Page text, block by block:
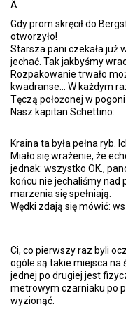
Â
Gdy prom skręcił do
otworzyło!
Starsza pani czekała już
jechać. Tak jakbyśmy
Rozpakowanie trwało
kwadranse... W każdym
Tęczą położonej w
Nasz kapitan Schettino:
Kraina ta była pełna ryb.
Miało się wrażenie, że
jednak: wszystko OK.,
końcu nie jechaliśmy nad
marzenia się spełniają.
Wędki zdają się mówić:
Ci, co pierwszy raz byli
ogóle są takie miejsca na
jednej po drugiej jest
metrowym czarniaku po
wyzionąć.